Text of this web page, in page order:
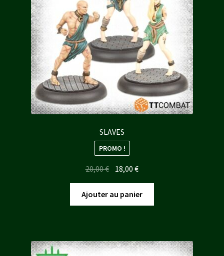
SLAVES
PROMO !
20,00€ Le
prix
initial
était :
18,00€Le
prix
actuel
est :
Ajouter au panier